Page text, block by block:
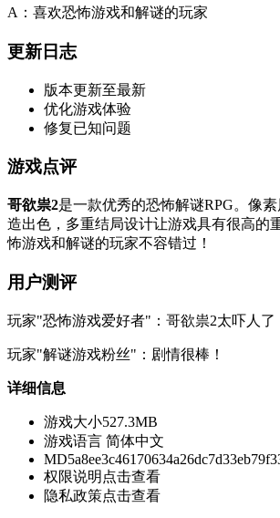
A：喜欢恐怖游戏和解谜的玩家
更新日志
版本更新至最新
优化游戏体验
修复已知问题
游戏点评
哥欲祟2是一款优秀的恐怖解谜RPG。像
造出色，多重结局设计让游戏具有很高的
怖游戏和解谜的玩家不容错过！
用户测评
玩家"恐怖游戏爱好者"：哥欲祟2太吓人了
玩家"解谜游戏粉丝"：剧情很棒！
详细信息
游戏大小527.3MB
游戏语言 简体中文
MD5
权限说明 点击查看
隐私政策点击查看